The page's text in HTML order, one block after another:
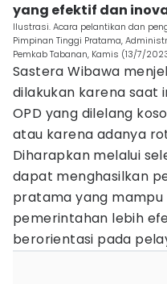
yang efektif dan
Ilustrasi. Acara pelantikan dan
Pimpinan Tinggi Pratama,
Pemkab Tabanan, Kamis (13/7/
Sastera Wibawa
dilakukan karena saat
OPD yang dilelang
atau karena adanya
Diharapkan melalui
dapat menghasilkan
pratama yang
pemerintahan lebih
berorientasi pada